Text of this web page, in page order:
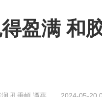
盈满 和